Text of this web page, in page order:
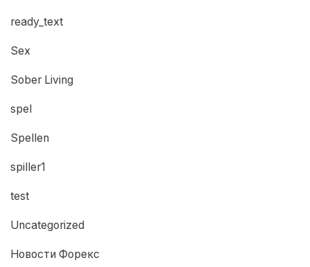
ready_text
Sex
Sober Living
spel
Spellen
spiller1
test
Uncategorized
Новости Форекс